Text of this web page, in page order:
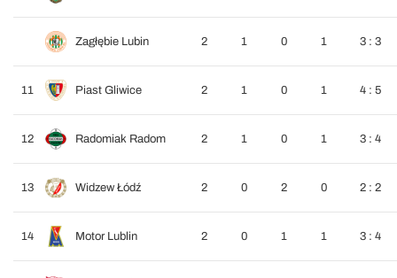
Zagłębie Lubin 2 1 0 1 3 : 3
11 Piast Gliwice 2 1 0 1 4 : 5
12 Radomiak Radom 2 1 0 1 3 : 4
13 Widzew Łódź 2 0 2 0 2 : 2
14 Motor Lublin 2 0 1 1 3 : 4